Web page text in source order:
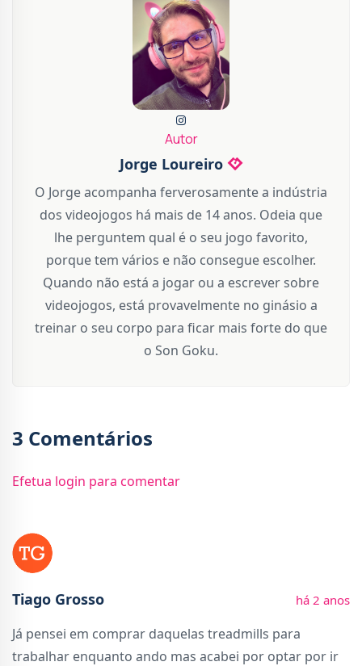
Autor
Jorge Loureiro
O Jorge acompanha ferverosamente a indústria
dos videojogos há mais de 14 anos. Odeia que
lhe perguntem qual é o seu jogo favorito,
porque tem vários e não consegue escolher.
Quando não está a jogar ou a escrever sobre
videojogos, está provavelmente no ginásio a
treinar o seu corpo para ficar mais forte do que
o Son Goku.
3 Comentários
Efetua login para comentar
Tiago Grosso há 2 anos
Já pensei em comprar daquelas treadmills para
trabalhar enquanto ando mas acabei por optar por ir